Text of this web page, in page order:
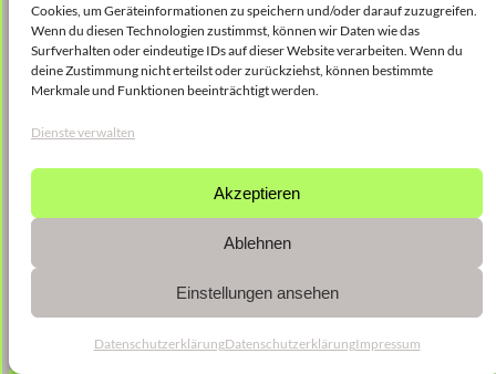
Cookies, um Geräteinformationen zu speichern und/oder darauf zuzugreifen.
Wenn du diesen Technologien zustimmst, können wir Daten wie das
Surfverhalten oder eindeutige IDs auf dieser Website verarbeiten. Wenn du
deine Zustimmung nicht erteilst oder zurückziehst, können bestimmte
Merkmale und Funktionen beeinträchtigt werden.
Dienste verwalten
Akzeptieren
Ablehnen
Einstellungen ansehen
DatenschutzerklärungDatenschutzerklärungImpressum